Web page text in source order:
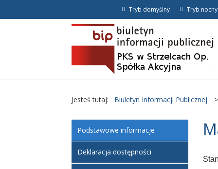
Tryb domyślny Tryb nocny
Jesteś tutaj: Biuletyn Informacji Publicznej >
Podstawowe informacje
Deklaracja dostępności